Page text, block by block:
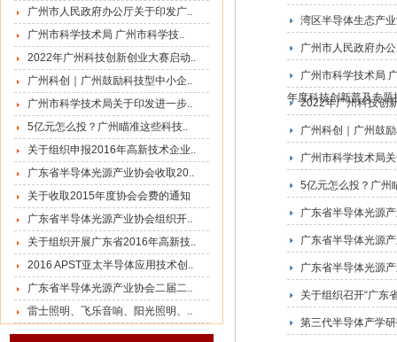
广州市人民政府办公厅关于印发广..
广州市科学技术局 广州市科学技..
2022年广州科技创新创业大赛启动..
广州科创｜广州鼓励科技型中小企..
广州市科学技术局关于印发进一步..
5亿元怎么投？广州瞄准这些科技..
关于组织申报2016年高新技术企业..
广东省半导体光源产业协会收取20..
关于收取2015年度协会会费的通知
广东省半导体光源产业协会组织开..
关于组织开展广东省2016年高新技..
2016 APST亚太半导体应用技术创..
广东省半导体光源产业协会二届二..
雷士照明、飞乐音响、阳光照明、..
湾区半导体生态产
广州市人民政府办
广州市科学技术局
年度科技创新普及专题
2022年广州科技创
广州科创｜广州鼓
广州市科学技术局
5亿元怎么投？广州
广东省半导体光源
广东省半导体光源
广东省半导体光源
关于组织召开“广东
第三代半导体产学